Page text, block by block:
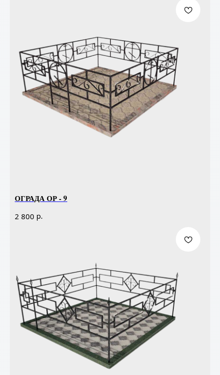
ОГРАДА ОР - 9
2 800 р.